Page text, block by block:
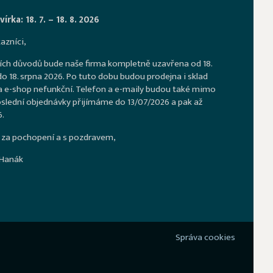
18. 7. – 18. 8. 2026
důvodů bude naše firma kompletně uzavřena od 18.
18. srpna 2026. Po tuto dobu budou prodejna i sklad
e-shop nefunkční. Telefon a e-maily budou také mimo
objednávky přijímáme do 13/07/2026 a pak až
pochopení a s pozdravem,
Správa cookies